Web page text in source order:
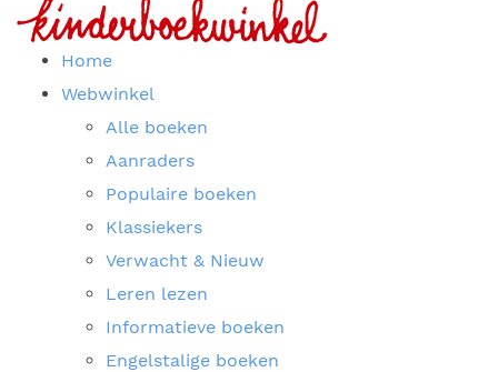
Home
Webwinkel
Alle boeken
Aanraders
Populaire boeken
Klassiekers
Verwacht & Nieuw
Leren lezen
Informatieve boeken
Engelstalige boeken